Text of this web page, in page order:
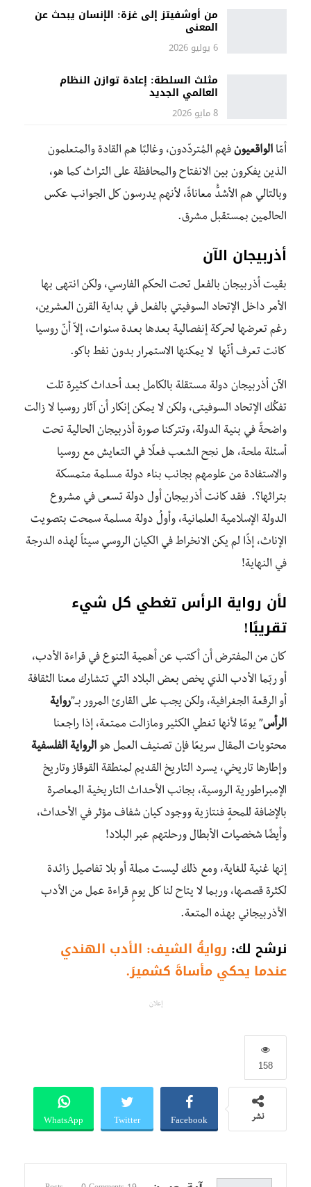
من أوشفيتز إلى غزة: الإنسان يبحث عن
المعنى
6 يوليو 2026
مثلث السلطة: إعادة توازن النظام
العالمي الجديد
8 مايو 2026
أمّا الواقعيون فهم المُتردّدون، وغالبًا هم القادة والمتعلمون
الذين يفكرون بين الانفتاح والمحافظة على التراث كما هو،
وبالتالي هم الأشدُّ معاناةً، لأنهم يدرسون كل الجوانب عكس
الحالمين بمستقبل مشرق.
أذربيجان الآن
بقيت أذربيجان بالفعل تحت الحكم الفارسي، ولكن انتهى بها
الأمر داخل الإتحاد السوفيتي بالفعل في بداية القرن العشرين،
رغم تعرضها لحركة إنفصالية بعدها بعدة سنوات، إلاّ أنّ روسيا
كانت تعرف أنّها لا يمكنها الاستمرار بدون نفط باكو.
الآن أذربيجان دولة مستقلة بالكامل بعد أحداث كثيرة تلت
تفكُك الإتحاد السوفيتى، ولكن لا يمكن إنكار أن آثار روسيا لا زالت
واضحةً في بنية الدولة، وتتركنا صورة أذربيجان الحالية تحت
أسئلة ملحة، هل نجح الشعب فعلًا في التعايش مع روسيا
والاستفادة من علومهم بجانب بناء دولة مسلمة متمسكة
بتراثها؟. فقد كانت أذربيجان أول دولة تسعى في مشروع
الدولة الإسلامية العلمانية، وأولُ دولة مسلمة سمحت بتصويت
الإناث، إذًا لم يكن الانخراط في الكيان الروسي سيئاً لهذه الدرجة
في النهاية!
لأن رواية الرأس تغطي كل شيء
تقريبًا!
كان من المفترض أن أكتب عن أهمية التنوع في قراءة الأدب،
أو ربّما الأدب الذي يخص بعض البلاد التي تتشارك معنا الثقافة
أو الرقعة الجغرافية، ولكن يجب على القارئ المرور بــ”رواية
الرأس” يومًا لأنها تغطي الكثير ومازالت ممتعة، إذا راجعنا
محتويات المقال سريعًا فإن تصنيف العمل هو الرواية الفلسفية
وإطارها تاريخي، يسرد التاريخ القديم لمنطقة القوقاز وتاريخ
الإمبراطورية الروسية، بجانب الأحداث التاريخية المعاصرة
بالإضافة للمحةٍ فنتازية ووجود كيان شفاف مؤثر في الأحداث،
وأيضًا شخصيات الأبطال ورحلتهم عبر البلاد!
إنها غنية للغاية، ومع ذلك ليست مملة أو بلا تفاصيل زائدة
لكثرة قصصها، وربما لا يتاح لنا كل يومٍ قراءة عمل من الأدب
الأذربيجاني بهذه المتعة.
نرشح لك: روايةُ الشيف: الأدب الهندي
عندما يحكي مأساةَ كشميرَ.
إعلان
158
نشر Facebook
Twitter
WhatsApp